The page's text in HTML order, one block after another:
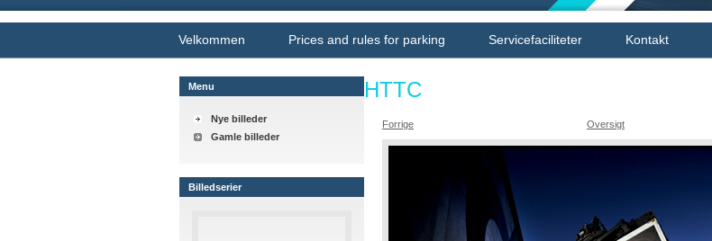
Velkommen Prices and rules for parking Servicefaciliteter Kontakt
Menu
Nye billeder
Gamle billeder
Billedserier
HTTC
Forrige Oversigt